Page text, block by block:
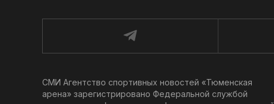
СМИ Агентство спортивных новостей «Тюменская
арена» зарегистрировано Федеральной службой